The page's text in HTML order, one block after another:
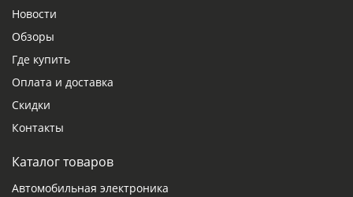
Новости
Обзоры
Где купить
Оплата и доставка
Скидки
Контакты
Каталог товаров
Автомобильная электроника